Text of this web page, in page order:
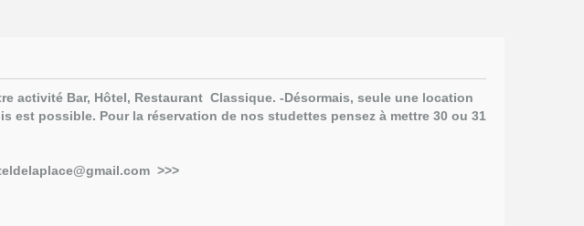
activité Bar, Hôtel, Restaurant Classique. -Désormais, seule une location
est possible. Pour la réservation de nos studettes pensez à mettre 30 ou 31
>>>